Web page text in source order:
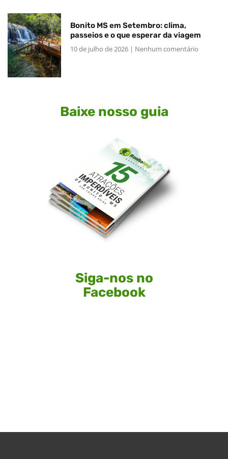
Bonito MS em Setembro: clima,
passeios e o que esperar da viagem
10 de julho de 2026
Nenhum comentário
Baixe nosso guia
Siga-nos no
Facebook